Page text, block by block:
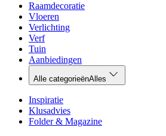
Raamdecoratie
Vloeren
Verlichting
Verf
Tuin
Aanbiedingen
Alle categorieënAlles
Inspiratie
Klusadvies
Folder & Magazine